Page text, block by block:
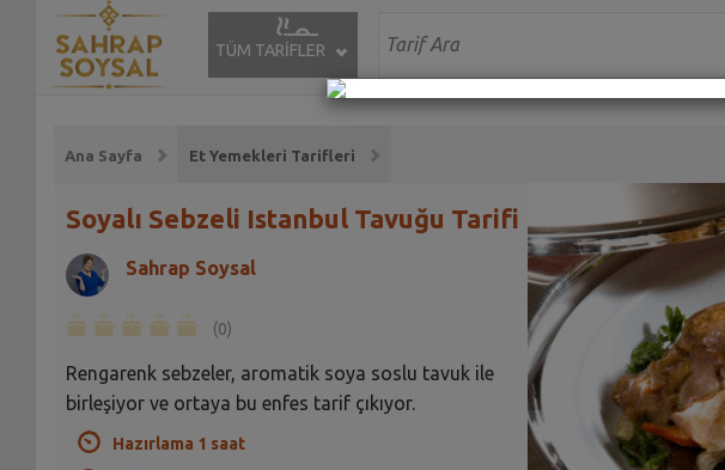
TÜM TARİFLER
Ana Sayfa Et Yemekleri Tarifleri
Soyalı Sebzeli Istanbul Tavuğu Tarifi
Sahrap Soysal
(0)
Rengarenk sebzeler, aromatik soya soslu tavuk ile
birleşiyor ve ortaya bu enfes tarif çıkıyor.
Hazırlama 1 saat